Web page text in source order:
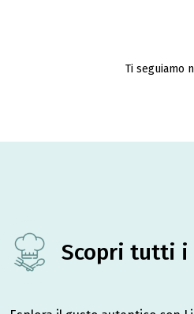
Ti seguiamo
Scopri tutti i